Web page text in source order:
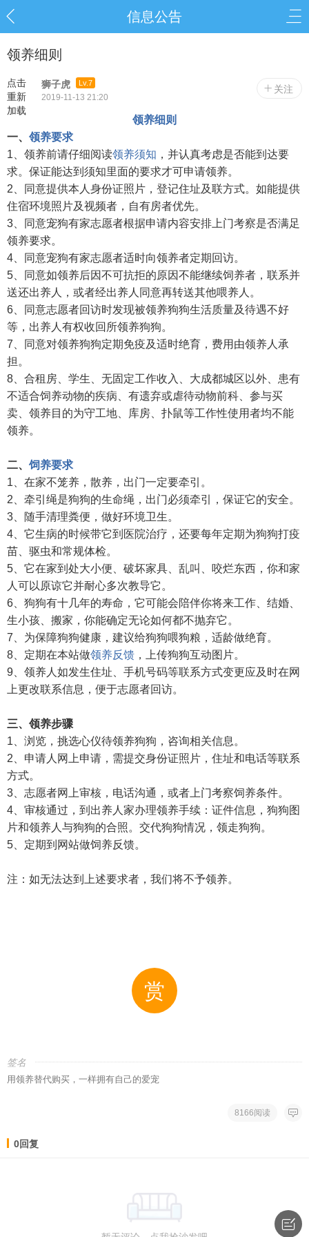
信息公告
领养细则
点击
重新
加载
狮子虎 Lv.7
2019-11-13 21:20
关注
领养细则
一、 领养要求
1、领养前请仔细阅读领养须知 ，并认真考虑是否能到达要
求。保证能达到须知里面的要求才可申请领养。
2、同意提供本人身份证照片，登记住址及联方式。如能提供
住宿环境照片及视频者，自有房者优先。
3、同意宠狗有家志愿者根据申请内容安排上门考察是否满足
领养要求。
4、同意宠狗有家志愿者适时向领养者定期回访。
5、同意如领养后因不可抗拒的原因不能继续饲养者，联系并
送还出养人，或者经出养人同意再转送其他喂养人。
6、同意志愿者回访时发现被领养狗狗生活质量及待遇不好
等，出养人有权收回所领养狗狗。
7、同意对领养狗狗定期免疫及适时绝育，费用由领养人承
担。
8、合租房、学生、无固定工作收入、大成都城区以外、患有
不适合饲养动物的疾病、有遗弃或虐待动物前科、参与买
卖、领养目的为守工地、库房、扑鼠等工作性使用者均不能
领养。
二、 饲养要求
1、在家不笼养，散养，出门一定要牵引。
2、牵引绳是狗狗的生命绳，出门必须牵引，保证它的安全。
3、随手清理粪便，做好环境卫生。
4、它生病的时候带它到医院治疗，还要每年定期为狗狗打疫
苗、驱虫和常规体检。
5、它在家到处大小便、破坏家具、乱叫、咬烂东西，你和家
人可以原谅它并耐心多次教导它。
6、狗狗有十几年的寿命，它可能会陪伴你将来工作、结婚、
生小孩、搬家，你能确定无论如何都不抛弃它。
7、为保障狗狗健康，建议给狗狗喂狗粮，适龄做绝育。
8、定期在本站做领养反馈 ，上传狗狗互动图片。
9、领养人如发生住址、手机号码等联系方式变更应及时在网
上更改联系信息，便于志愿者回访。
三、领养步骤
1、浏览，挑选心仪待领养狗狗，咨询相关信息。
2、申请人网上申请，需提交身份证照片，住址和电话等联系
方式。
3、志愿者网上审核，电话沟通，或者上门考察饲养条件。
4、审核通过，到出养人家办理领养手续：证件信息，狗狗图
片和领养人与狗狗的合照。交代狗狗情况，领走狗狗。
5、定期到网站做饲养反馈。
注：如无法达到上述要求者，我们将不予领养。
赏
签名
用领养替代购买，一样拥有自己的爱宠
8166阅读
0回复